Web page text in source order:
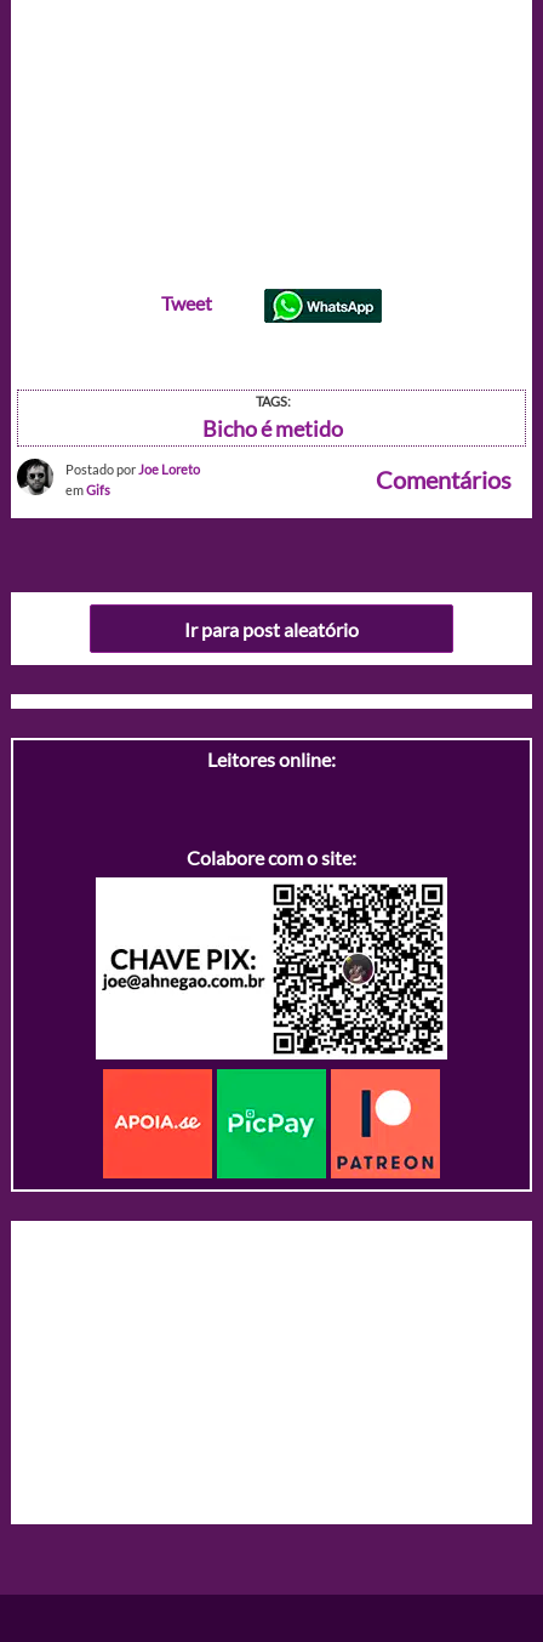
Tweet
TAGS:
Bicho é metido
Postado por Joe Loreto
emGifs Comentários
Ir para post aleatório
Leitores online:
Colabore com o site: